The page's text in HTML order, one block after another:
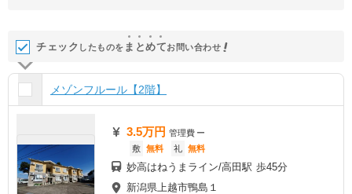
チェック したものを ま とめてお問い合わせ
メゾンフルール【2階】
3.5万円 管理費 ー
敷 無料 礼 無料
妙高はねうまライン/高田駅 歩45分
新潟県上越市鴨島１